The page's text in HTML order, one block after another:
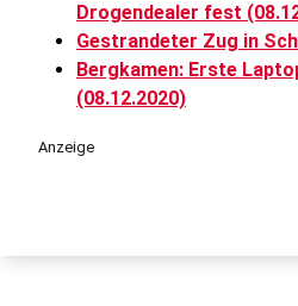
Drogendealer fest
Gestrandeter Zug in
Bergkamen: Erste
(08.12.2020)
Anzeige